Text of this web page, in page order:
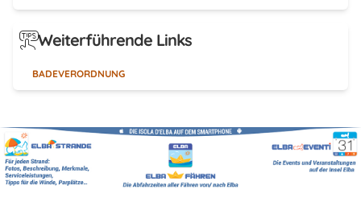
Weiterführende Links
BADEVERORDNUNG